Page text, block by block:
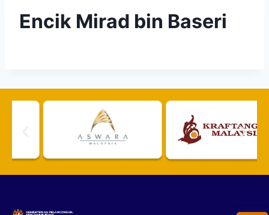
Encik Mirad bin Baseri